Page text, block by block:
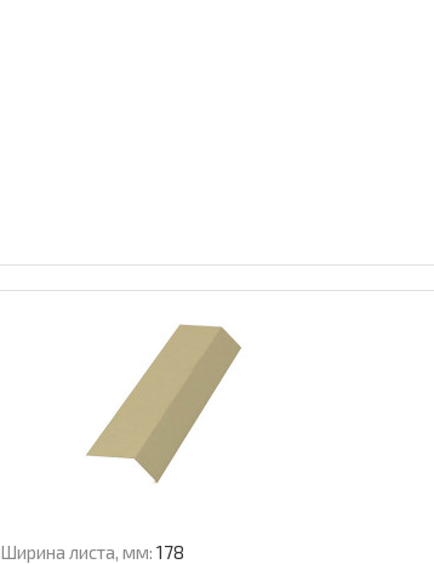
Ширина листа, мм: 178